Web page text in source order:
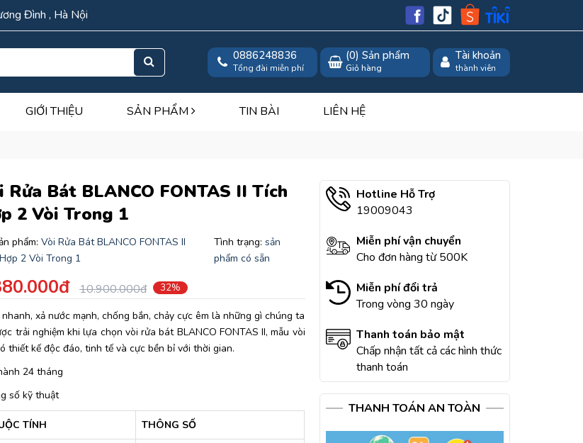
Đình , Hà Nội
0886248836
Tổng đài miễn phí
(0) Sản phẩm
Giỏ hàng
Tài khoản
thành viên
GIỚI THIỆU SẢN PHẨM TIN BÀI LIÊN HỆ
Rửa Bát BLANCO FONTAS II Tích
2 Vòi Trong 1
phẩm: Vòi Rửa Bát BLANCO FONTAS II
2 Vòi Trong 1
Tình trạng:sản
phẩm có sẵn
10.900.000đ 32%
nhanh, xả nước mạnh, chống bắn, chảy cực êm là những gì chúng ta
trải nghiệm khi lựa chọn vòi rửa bát BLANCO FONTAS II, mẫu vòi
thiết kế độc đáo, tinh tế và cực bền bỉ với thời gian.
24 tháng
số kỹ thuật
TÍNH THÔNG SỐ
Hotline Hỗ Trợ
19009043
Miễn phí vận chuyển
Cho đơn hàng từ 500K
Miễn phí đổi trả
Trong vòng 30 ngày
Thanh toán bảo mật
Chấp nhận tất cả các hình thức
thanh toán
THANH TOÁN AN TOÀN